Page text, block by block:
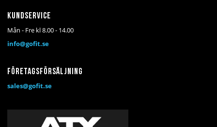
Kundservice
Mån - Fre kl 8.00 - 14.00
info@gofit.se
Företagsförsäljning
sales@gofit.se